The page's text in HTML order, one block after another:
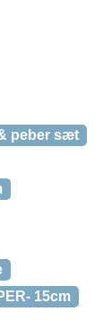
peber sæt
15cm